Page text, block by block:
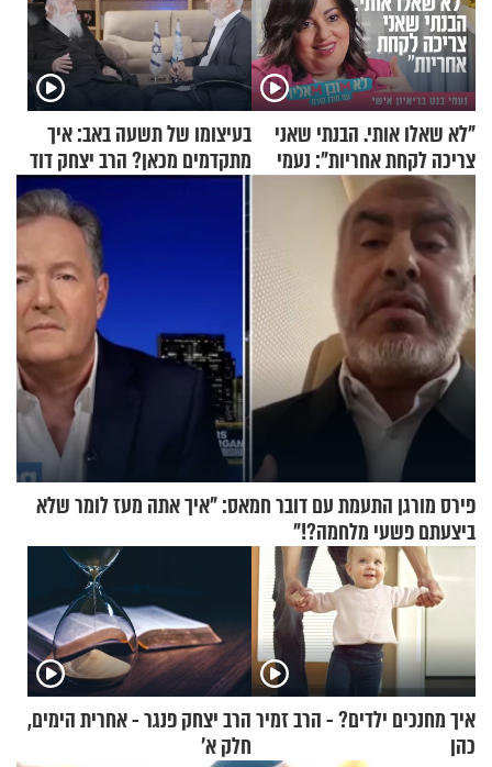
"לא שאלו אותי. הבנתי שאני
צריכה לקחת אחריות": נעמי
בנט בריאיון אישי
בעיצומו של תשעה באב: איך
מתקדמים מכאן? הרב יצחק דוד
גרוסמן בשיחה מיוחדת
פירס מורגן התעמת עם דובר חמאס: "איך אתה מעז לומר שלא
ביצעתם פשעי מלחמה?!"
איך מחנכים ילדים? - הרב זמיר
כהן
הרב יצחק פנגר - אחרית הימים,
חלק א’